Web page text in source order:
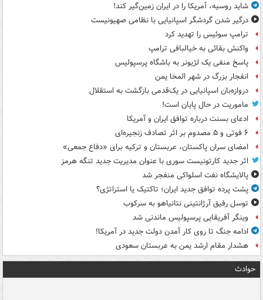
شاید روسیه، آمریکا را در ایران زمین‌گیر کند!
درگیر شدن گردشگر اسپانیایی با نظامی صهیونیست
ترامپ سوئیس را تهدید کرد
واکنش بقائی به خیالبافی ترامپ
پاسخ منفی یک لژیونر به باشگاه پرسپولیس
انفجار بزرگ در شهر المخا یمن
دروازه‌بان اسپانیایی در یک‌قدمی بازگشت به استقلال
ماموریت در حال پایان است!
ادعای بسنت درباره توافق ایران و آمریکا
۶ فوتی و ۵ مصدوم بر اثر تصادف زنجیره‌ای
امضای سران پاکستان، عربستان و ترکیه برای «دفاع جمعی»
اثر جدید کارتونیست سوری با عنوان مدیریت جدید تنگه هرمز
پالایشگاه نفت اسلواکی منفجر شد
پشت پرده توافق جدید ایران؛ تاکتیک یا استراتژی؟
توسل رفیق آرژانتینی نتانیاهو به سرکوب
وینگر آفریقایی پرسپولیس ماندنی شد
ادامه جنگ تا روی کار آمدن دولت جدید در آمریکا!
هشدار مقام ارشد یمن به عربستان سعودی
حوادث